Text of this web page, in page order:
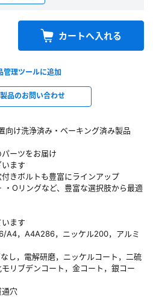
け洗浄済み・ベーキング済み製品
ーツをお届け
ます
きボルトも豊富にラインアップ
・Oリングなど、豊富な選択肢から最適
ます
A4，A4A286，ニッケル200，アルミ
し，電解研磨，ニッケルコート，二硫
リブデンコート，金コート，銀コー
穴
カートへ入れる
管理ツールに追加
品のお問い合わせ
ログイン
ワード再発行ページへ
お問い合わせページよりお問い合わせくださ